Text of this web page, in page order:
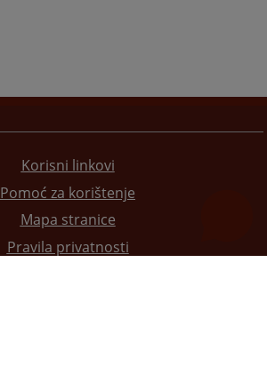
Korisni linkovi
Pomoć za korištenje
Mapa stranice
Pravila privatnosti